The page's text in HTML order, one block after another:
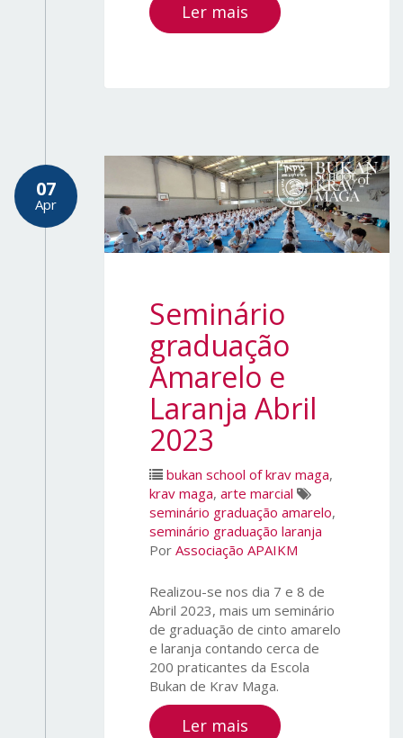
Ler mais
Seminário
graduação
Amarelo e
Laranja Abril
2023
bukan school of krav maga,
krav maga, arte marcial
seminário graduação amarelo,
seminário graduação laranja
07
Apr
Por Associação APAIKM
Realizou-se nos dia 7 e 8 de
Abril 2023, mais um seminário
de graduação de cinto amarelo
e laranja contando cerca de
200 praticantes da Escola
Bukan de Krav Maga.
Ler mais